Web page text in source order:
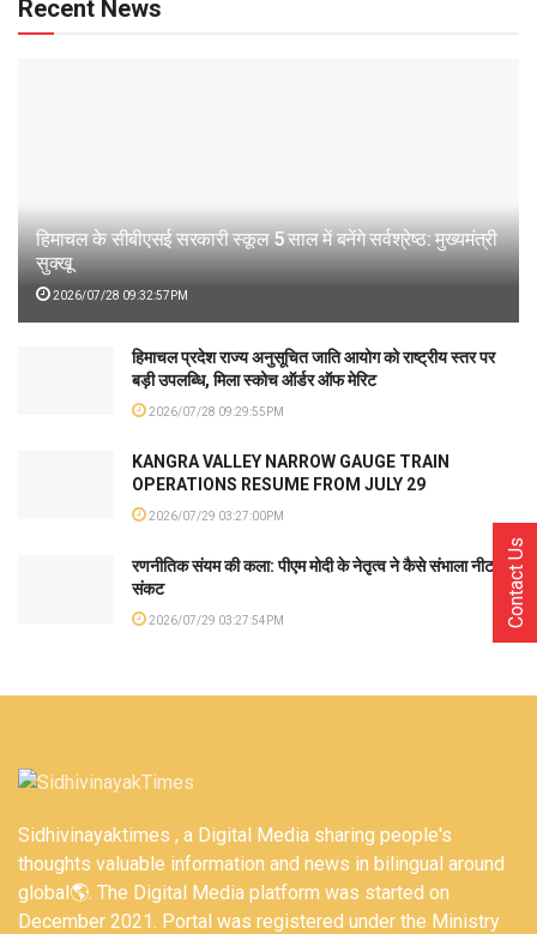
Recent News
हिमाचल के सीबीएसई सरकारी स्कूल 5 साल में बनेंगे सर्वश्रेष्ठ: मुख्यमंत्री
सुक्खू
2026/07/28 09:32:57PM
हिमाचल प्रदेश राज्य अनुसूचित जाति आयोग को राष्ट्रीय स्तर पर
बड़ी उपलब्धि, मिला स्कोच ऑर्डर ऑफ मेरिट
2026/07/28 09:29:55PM
KANGRA VALLEY NARROW GAUGE TRAIN
OPERATIONS RESUME FROM JULY 29
2026/07/29 03:27:00PM
रणनीतिक संयम की कला: पीएम मोदी के नेतृत्व ने कैसे संभाला नीट
संकट
2026/07/29 03:27:54PM
Sidhivinayaktimes , a Digital Media sharing people's
thoughts valuable information and news in bilingual around
global🌎. The Digital Media platform was started on
December 2021. Portal was registered under the Ministry
Contact Us